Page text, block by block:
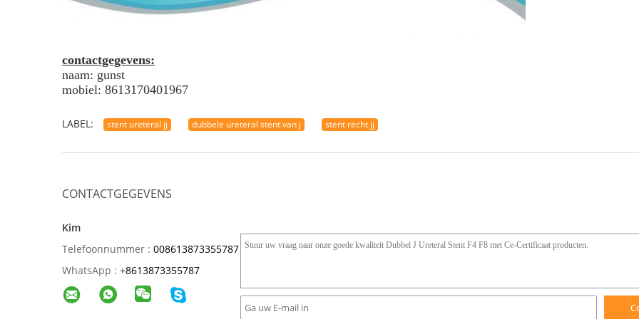
contactgegevens:
naam: gunst
mobiel: 8613170401967
LABEL: stent ureteral jj dubbele ureteral stent van j stent recht jj
CONTACTGEGEVENS
Kim
Telefoonnummer : 008613873355787
WhatsApp : +8613873355787